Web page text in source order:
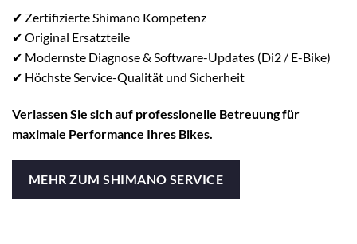
✔ Zertifizierte Shimano Kompetenz
✔ Original Ersatzteile
✔ Modernste Diagnose & Software-Updates (Di2 / E-Bike)
✔ Höchste Service-Qualität und Sicherheit
Verlassen Sie sich auf professionelle Betreuung für
maximale Performance Ihres Bikes.
MEHR ZUM SHIMANO SERVICE